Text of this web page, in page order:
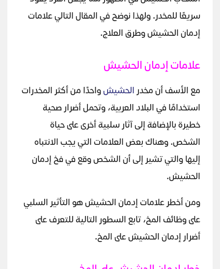
سريعًا للمخدر. ولهذا نوضح في المقال التالي علامات
إدمان الحشيش وطرق العلاج.
علامات إدمان الحشيش
مع الأسف أن مخدر الحشيشواحدًا من أكثر المخدرات
استخدامًا في البلاد العربية، وتحمل أضرار صحية
خطيرة بالإضافة إلى آثار سلبية أخرى على حياة
الشخص. وهناك بعض العلامات التي يجب الانتباه
إليها والتي تشير إلى أن الشخص وقع في فخ إدمان
الحشيش.
ومن أخطر علامات إدمان الحشيش هو التأثير السلبي
على وظائف المخ، تابع السطور التالية للتعرف على
أضرار إدمان الحشيش على المخ.